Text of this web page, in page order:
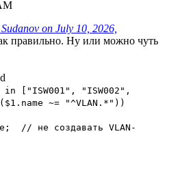
on July 10, 2026,
правильно. Ну или можно чуть
["ISW001", "ISW002",
~= "^VLAN.*"))
не создавать VLAN-